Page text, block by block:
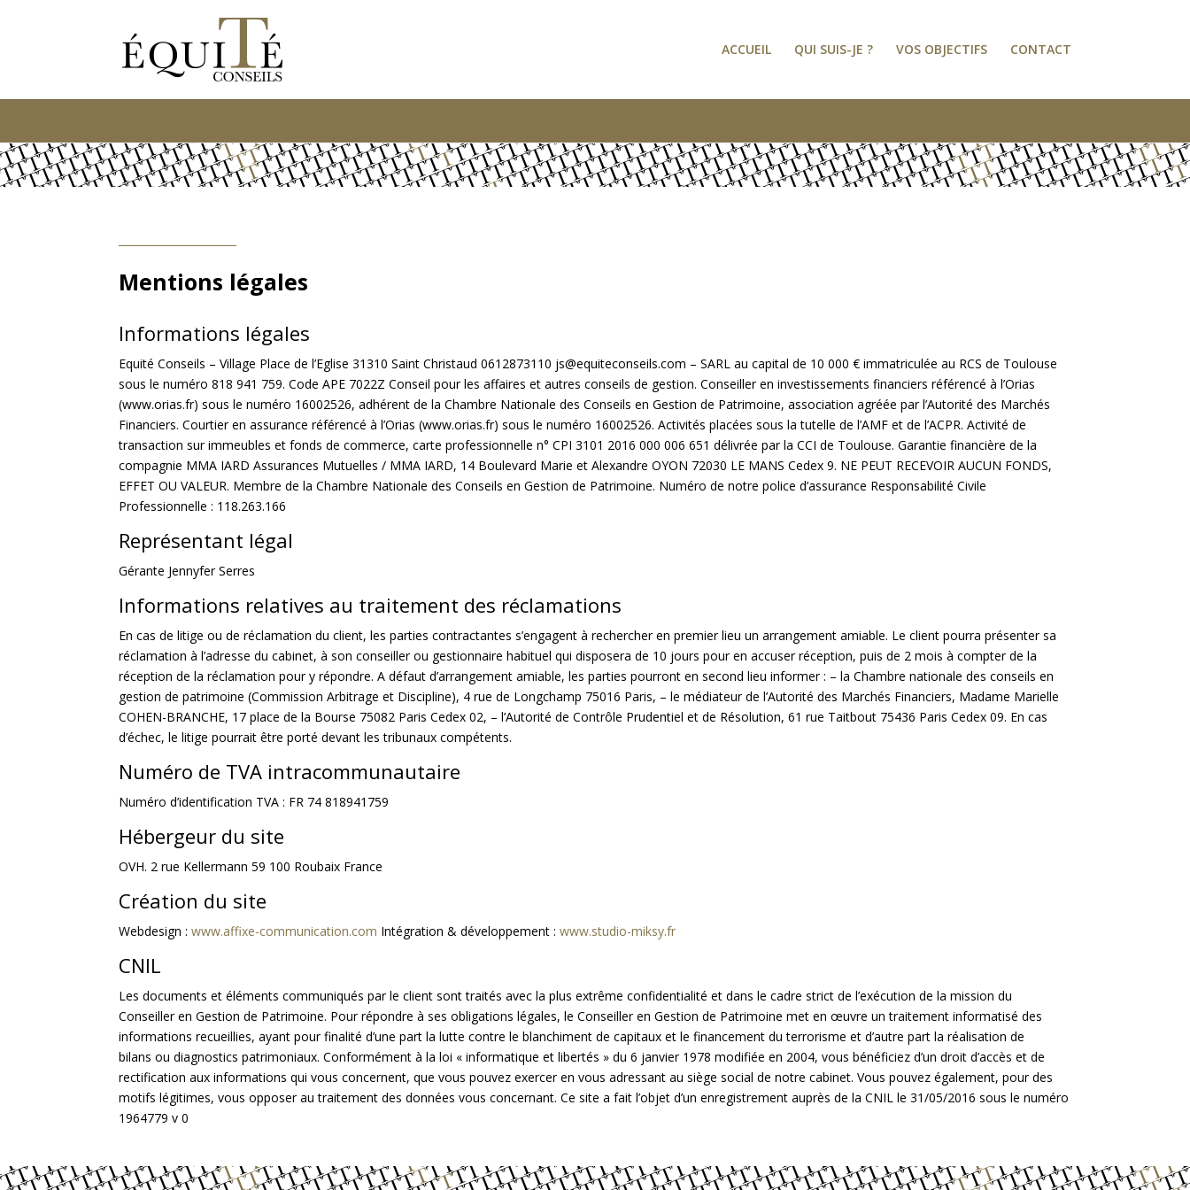
ACCUEIL QUI SUIS-JE ? VOS OBJECTIFS CONTACT
Mentions légales
Informations légales
Equité Conseils – Village Place de l’Eglise 31310 Saint Christaud 0612873110 js@equiteconseils.com – SARL au capital de 10 000 € immatriculée au RCS de Toulouse
sous le numéro 818 941 759. Code APE 7022Z Conseil pour les affaires et autres conseils de gestion. Conseiller en investissements financiers référencé à l’Orias
(www.orias.fr) sous le numéro 16002526, adhérent de la Chambre Nationale des Conseils en Gestion de Patrimoine, association agréée par l’Autorité des Marchés
Financiers. Courtier en assurance référencé à l’Orias (www.orias.fr) sous le numéro 16002526. Activités placées sous la tutelle de l’AMF et de l’ACPR. Activité de
transaction sur immeubles et fonds de commerce, carte professionnelle n° CPI 3101 2016 000 006 651 délivrée par la CCI de Toulouse. Garantie financière de la
compagnie MMA IARD Assurances Mutuelles / MMA IARD, 14 Boulevard Marie et Alexandre OYON 72030 LE MANS Cedex 9. NE PEUT RECEVOIR AUCUN FONDS,
EFFET OU VALEUR. Membre de la Chambre Nationale des Conseils en Gestion de Patrimoine. Numéro de notre police d’assurance Responsabilité Civile
Professionnelle : 118.263.166
Représentant légal
Gérante Jennyfer Serres
Informations relatives au traitement des réclamations
En cas de litige ou de réclamation du client, les parties contractantes s’engagent à rechercher en premier lieu un arrangement amiable. Le client pourra présenter sa
réclamation à l’adresse du cabinet, à son conseiller ou gestionnaire habituel qui disposera de 10 jours pour en accuser réception, puis de 2 mois à compter de la
réception de la réclamation pour y répondre. A défaut d’arrangement amiable, les parties pourront en second lieu informer : – la Chambre nationale des conseils en
gestion de patrimoine (Commission Arbitrage et Discipline), 4 rue de Longchamp 75016 Paris, – le médiateur de l’Autorité des Marchés Financiers, Madame Marielle
COHEN-BRANCHE, 17 place de la Bourse 75082 Paris Cedex 02, – l’Autorité de Contrôle Prudentiel et de Résolution, 61 rue Taitbout 75436 Paris Cedex 09. En cas
d’échec, le litige pourrait être porté devant les tribunaux compétents.
Numéro de TVA intracommunautaire
Numéro d’identification TVA : FR 74 818941759
Hébergeur du site
OVH. 2 rue Kellermann 59 100 Roubaix France
Création du site
Webdesign :www.affixe-communication.com Intégration & développement :www.studio-miksy.fr
CNIL
Les documents et éléments communiqués par le client sont traités avec la plus extrême confidentialité et dans le cadre strict de l’exécution de la mission du
Conseiller en Gestion de Patrimoine. Pour répondre à ses obligations légales, le Conseiller en Gestion de Patrimoine met en œuvre un traitement informatisé des
informations recueillies, ayant pour finalité d’une part la lutte contre le blanchiment de capitaux et le financement du terrorisme et d’autre part la réalisation de
bilans ou diagnostics patrimoniaux. Conformément à la loi « informatique et libertés » du 6 janvier 1978 modifiée en 2004, vous bénéficiez d’un droit d’accès et de
rectification aux informations qui vous concernent, que vous pouvez exercer en vous adressant au siège social de notre cabinet. Vous pouvez également, pour des
motifs légitimes, vous opposer au traitement des données vous concernant. Ce site a fait l’objet d’un enregistrement auprès de la CNIL le 31/05/2016 sous le numéro
1964779 v 0